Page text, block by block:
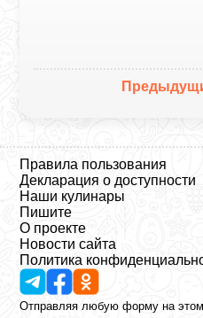
Правила пользования
Декларация о доступности
Наши кулинары
Пишите
О проекте
Новости сайта
Политика
Отправляя любую форму на этом